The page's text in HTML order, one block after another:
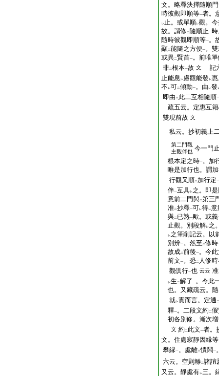
文。略釋決擇隨順
時彼觀即順等一者。
レ止。或單順レ觀。
故。謂修 二 隨順止一
隨時彼觀即順等一。
顯二能隨之方便一。
或異二賢首一。前唯
非二根本一故 文
記
止能息 レ慮觀能發 レ
不 レ可二傾動一。由 レ發
即由 二 此二互相隨順一
疏五云。定惠互
雙現前故 文
私云。抄初義上
第二門觀
主觀伴也 今一門
根本定之時一。加
唯是加行也。謂
行觀又順二 加行定一
伴一互具レ之。即
意前二門與二第三
准二抄釋一可レ得レ意
與二 已熟一歟。或
止觀。別段解レ之
レ之筆削記云。以
別辨一。然至 二修時
故成二前後一。今
前文一。恐二 人修
觀倶行一也 云云 准
レ生 二解了 一。今此
也。又藏疏云。隨
就レ實而言。定通 二
釋一。二段文約 二
初各別修。漸次
文 約 二 此文一者。
文。住處寂靜因縁
攀縁一。處離二憒鬧 一
六云。空則離二諸誼
又云。靜處有レ三。